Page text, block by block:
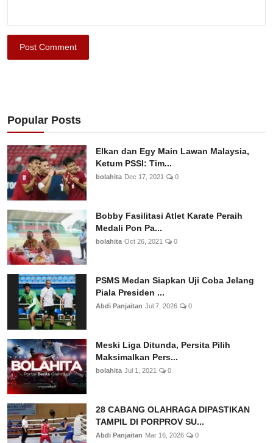
Post Comment
Popular Posts
Elkan dan Egy Main Lawan Malaysia,
Ketum PSSI: Tim...
bolahita Dec 17, 2021 0
Bobby Fasilitasi Atlet Karate Peraih
Medali Pon Pa...
bolahita Oct 26, 2021 0
PSMS Medan Siapkan Uji Coba Jelang
Piala Presiden ...
Abdi Panjaitan Jul 7, 2026 0
Meski Liga Ditunda, Persita Pilih
Maksimalkan Pers...
bolahita Jul 1, 2021 0
28 CABANG OLAHRAGA DIPASTIKAN
TAMPIL DI PORPROV SU...
Abdi Panjaitan Mar 16, 2026 0